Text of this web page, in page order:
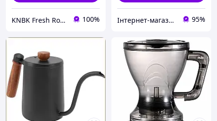
KNBK Fresh Roasted Coffee & Accessories store 100% Інтернет-магазин Megusta 95%